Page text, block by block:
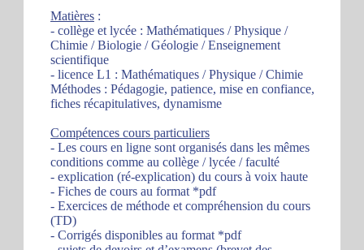
Matières :
- collège et lycée : Mathématiques / Physique /
Chimie / Biologie / Géologie / Enseignement
scientifique
- licence L1 : Mathématiques / Physique / Chimie
Méthodes : Pédagogie, patience, mise en confiance,
fiches récapitulatives, dynamisme
Compétences cours particuliers
- Les cours en ligne sont organisés dans les mêmes
conditions comme au collège / lycée / faculté
- explication (ré-explication) du cours à voix haute
- Fiches de cours au format *pdf
- Exercices de méthode et compréhension du cours
(TD)
- Corrigés disponibles au format *pdf